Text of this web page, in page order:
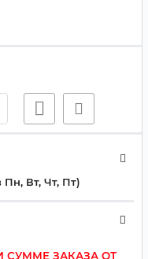
Пн, Вт, Чт, Пт)
СУММЕ ЗАКАЗА ОТ